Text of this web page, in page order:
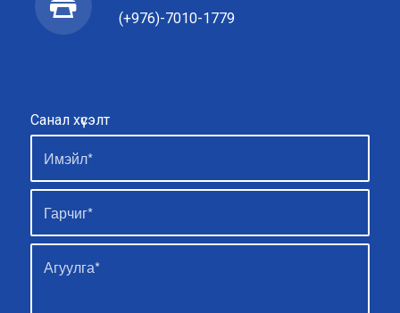
(+976)-7010-1779
Санал хүсэлт